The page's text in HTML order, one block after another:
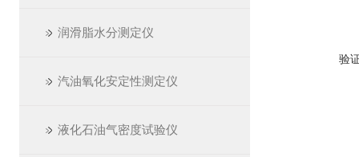
润滑脂水分测定仪
汽油氧化安定性测定仪
液化石油气密度试验仪
验